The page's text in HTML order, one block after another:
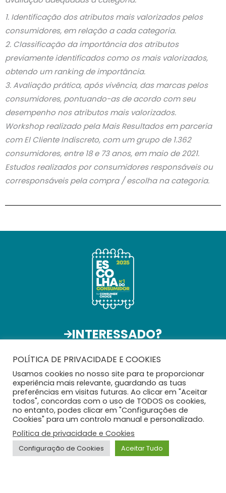
1. Identificação dos atributos mais valorizados pelos
consumidores, em relação a cada categoria.
2. Classificação da importância dos atributos
previamente identificados como os mais valorizados,
obtendo um ranking de importância.
3. Avaliação prática, após vivência, das marcas pelos
consumidores, pontuando-as de acordo com seu
desempenho nos atributos mais valorizados.
Workshop realizado pela Mais Resultados em parceria
com El Cliente Indiscreto, com um grupo de 1.362
consumidores, entre 18 e 73 anos, em maio de 2021.
Estudos realizados por consumidores responsáveis ​​ou
corresponsáveis ​​pela compra / escolha na categoria.
INTERESSADO?
Tua Marca
POLÍTICA DE PRIVACIDADE E COOKIES
Usamos cookies no nosso site para te proporcionar
experiência mais relevante, guardando as tuas
preferências em visitas futuras. Ao clicar em "Aceitar
todos", concordas com o uso de TODOS os cookies,
no entanto, podes clicar em "Configurações de
Cookies" para um controlo manual e personalizado.
Política de privacidade e Cookies
Configuração de Cookies Aceitar Tudo